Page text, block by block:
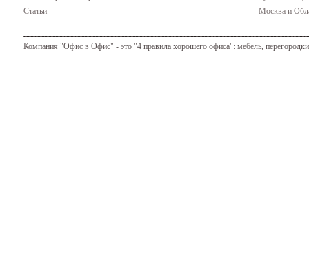
Статьи
Москва и
Компания "Офис в Офис" - это "4 правила хорошего офиса": мебель,